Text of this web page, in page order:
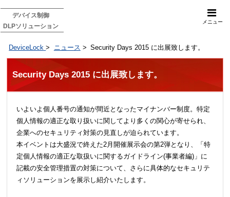
メニュー
デバイス制御
DLPソリューション
DeviceLock > ニュース > Security Days 2015 に出展致します。
Security Days 2015 に出展致します。
いよいよ個人番号の通知が間近となったマイナンバー制度。特定
個人情報の適正な取り扱いに関してより多くの関心が寄せられ、
企業へのセキュリティ対策の見直しが迫られています。
本イベントは大盛況で終えた2月開催展示会の第2弾となり、「特
定個人情報の適正な取扱いに関するガイドライン(事業者編)」に
記載の安全管理措置の対策について、さらに具体的なセキュリテ
ィソリューションを展示し紹介いたします。